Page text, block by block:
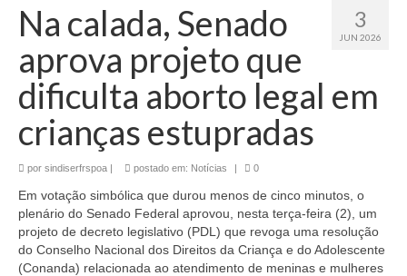
3
JUN 2026
Na calada, Senado
aprova projeto que
dificulta aborto legal em
crianças estupradas
por sindiserfrspoa | postado em: Notícias | 0
Em votação simbólica que durou menos de cinco minutos, o
plenário do Senado Federal aprovou, nesta terça-feira (2), um
projeto de decreto legislativo (PDL) que revoga uma resolução
do Conselho Nacional dos Direitos da Criança e do Adolescente
(Conanda) relacionada ao atendimento de meninas e mulheres